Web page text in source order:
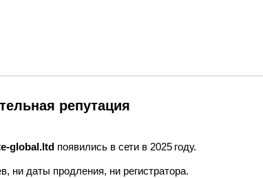
репутация
global.ltd появились в сети в 2025 году.
ни даты продления, ни регистратора.